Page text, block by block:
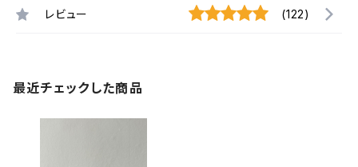
レビュー (122)
最近チェックした商品